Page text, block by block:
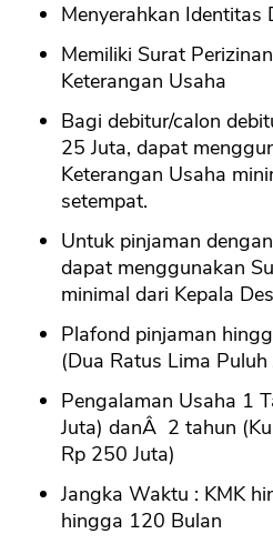
Menyerahkan Identitas
Memiliki Surat
Keterangan Usaha
Bagi debitur/calon
25 Juta, dapat
Keterangan Usaha
setempat.
Untuk pinjaman
dapat menggunakan
minimal dari Kepala
Plafond pinjaman
(Dua Ratus Lima Puluh
Pengalaman Usaha 1
Juta) danÂ 2 tahun
Rp 250 Juta)
Jangka Waktu : KMK
hingga 120 Bulan